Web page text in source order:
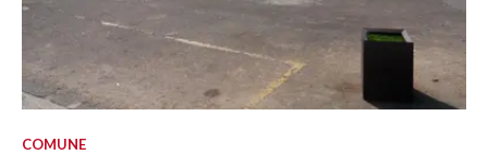
COMUNE